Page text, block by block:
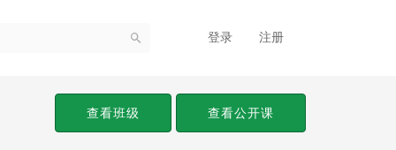
登录 注册
查看班级 查看公开课